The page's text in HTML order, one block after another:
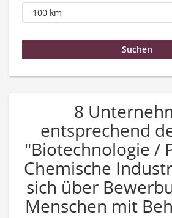
8
entsprechend
"Biotechnologie /
Chemische
sich über
Menschen mit